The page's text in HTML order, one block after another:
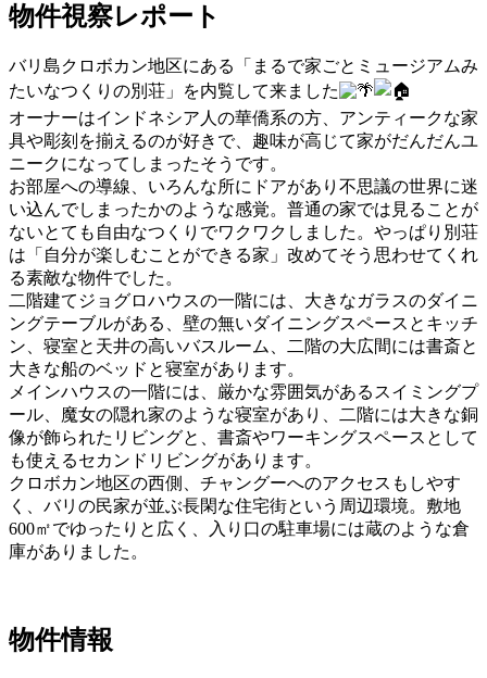
物件視察レポート
バリ島クロボカン地区にある「まるで家ごとミュージアムみ
たいなつくりの別荘」を内覧して来ました
オーナーはインドネシア人の華僑系の方、アンティークな家
具や彫刻を揃えるのが好きで、趣味が高じて家がだんだんユ
ニークになってしまったそうです。
お部屋への導線、いろんな所にドアがあり不思議の世界に迷
い込んでしまったかのような感覚。普通の家では見ることが
ないとても自由なつくりでワクワクしました。やっぱり別荘
は「自分が楽しむことができる家」改めてそう思わせてくれ
る素敵な物件でした。
二階建てジョグロハウスの一階には、大きなガラスのダイニ
ングテーブルがある、壁の無いダイニングスペースとキッチ
ン、寝室と天井の高いバスルーム、二階の大広間には書斎と
大きな船のベッドと寝室があります。
メインハウスの一階には、厳かな雰囲気があるスイミングプ
ール、魔女の隠れ家のような寝室があり、二階には大きな銅
像が飾られたリビングと、書斎やワーキングスペースとして
も使えるセカンドリビングがあります。
クロボカン地区の西側、チャングーへのアクセスもしやす
く、バリの民家が並ぶ長閑な住宅街という周辺環境。敷地
600㎡でゆったりと広く、入り口の駐車場には蔵のような倉
庫がありました。
物件情報